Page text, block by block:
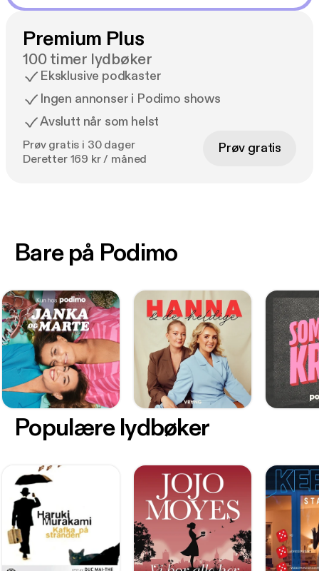
Premium Plus
100 timer lydbøker
Eksklusive podkaster
Ingen annonser i Podimo shows
Avslutt når som helst
Prøv gratis i 30 dager
Deretter 169 kr / måned
Prøv gratis
Bare på Podimo
Populære lydbøker